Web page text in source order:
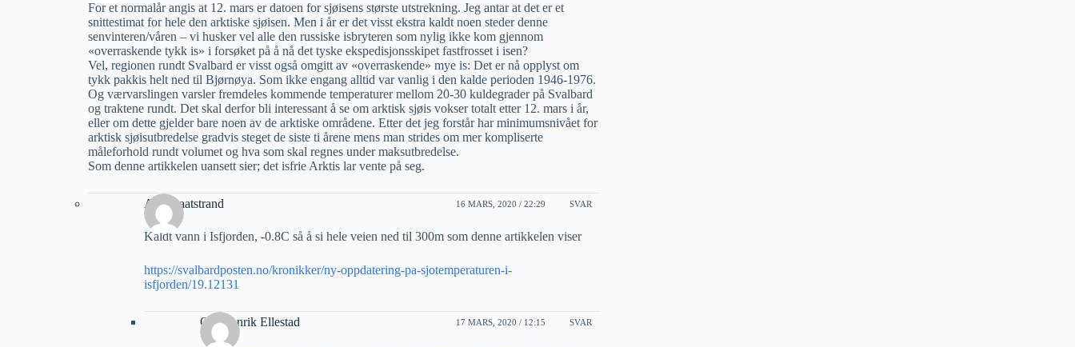
For et normalår angis at 12. mars er datoen for sjøisens største utstrekning. Jeg antar at det er et
snittestimat for hele den arktiske sjøisen. Men i år er det visst ekstra kaldt noen steder denne
senvinteren/våren – vi husker vel alle den russiske isbryteren som nylig ikke kom gjennom
«overraskende tykk is» i forsøket på å nå det tyske ekspedisjonsskipet fastfrosset i isen?
Vel, regionen rundt Svalbard er visst også omgitt av «overraskende» mye is: Det er nå opplyst om
tykk pakkis helt ned til Bjørnøya. Som ikke engang alltid var vanlig i den kalde perioden 1946-1976.
Og værvarslingen varsler fremdeles kommende temperaturer mellom 20-30 kuldegrader på Svalbard
og traktene rundt. Det skal derfor bli interessant å se om arktisk sjøis vokser totalt etter 12. mars i år,
eller om dette gjelder bare noen av de arktiske områdene. Etter det jeg forstår har minimumsnivået for
arktisk sjøisutbredelse gradvis steget de siste ti årene mens man strides om mer kompliserte
måleforhold rundt volumet og hva som skal regnes under maksutbredelse.
Som denne artikkelen uansett sier; det isfrie Arktis lar vente på seg.
Arnt Baatstrand 16 MARS, 2020 / 22:29 SVAR
Kaldt vann i Isfjorden, -0.8C så å si hele veien ned til 300m som denne artikkelen viser
https://svalbardposten.no/kronikker/ny-oppdatering-pa-sjotemperaturen-i-
isfjorden/19.12131
Ole Henrik Ellestad 17 MARS, 2020 / 12:15 SVAR